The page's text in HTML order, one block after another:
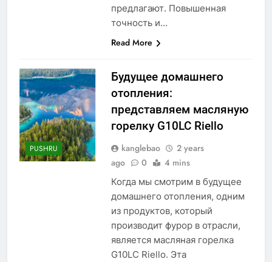
предлагают. Повышенная
точность и…
Read More
PUSHRU
Будущее домашнего
отопления:
представляем масляную
горелку G10LC Riello
kanglebao
2 years
ago
0 4 mins
Когда мы смотрим в будущее
домашнего отопления, одним
из продуктов, который
производит фурор в отрасли,
является масляная горелка
G10LC Riello. Эта